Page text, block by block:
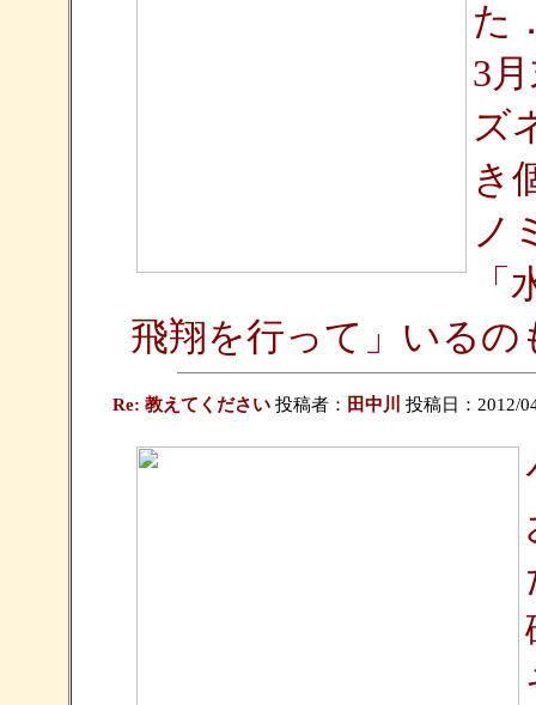
た
3
ズ
き
ノ
飛翔を行って」いる
Re: 教えてください投稿者： 田中川 投稿日：2012/